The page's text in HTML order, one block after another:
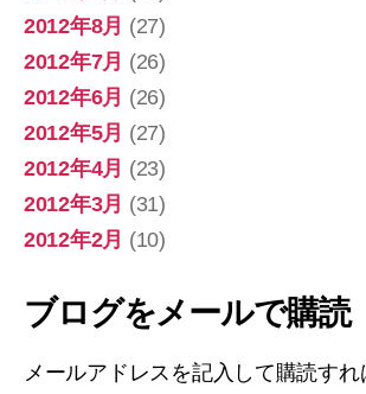
2012年8月 (27)
2012年7月 (26)
2012年6月 (26)
2012年5月 (27)
2012年4月 (23)
2012年3月 (31)
2012年2月 (10)
ブログをメールで購読
メールアドレスを記入して購読す